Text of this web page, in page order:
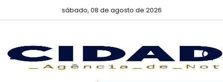
sábado, 08 de agosto de 2026